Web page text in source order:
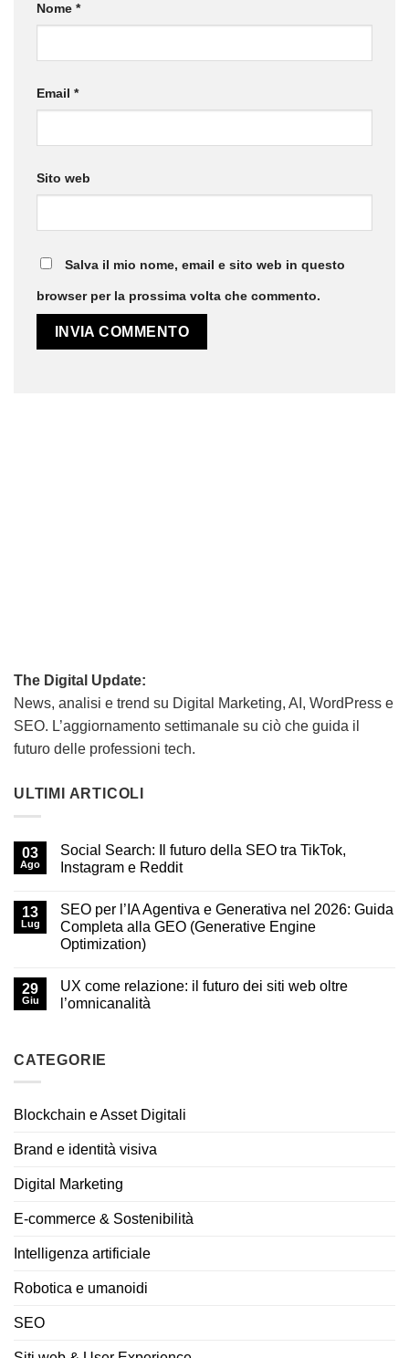
Nome *
Email *
Sito web
Salva il mio nome, email e sito web in questo
browser per la prossima volta che commento.
The Digital Update:
News, analisi e trend su Digital Marketing, AI, WordPress e
SEO. L’aggiornamento settimanale su ciò che guida il
futuro delle professioni tech.
ULTIMI ARTICOLI
03
Ago
Social Search: Il futuro della SEO tra TikTok,
Instagram e Reddit
13
Lug
SEO per l’IA Agentiva e Generativa nel 2026: Guida
Completa alla GEO (Generative Engine
Optimization)
29
Giu
UX come relazione: il futuro dei siti web oltre
l’omnicanalità
CATEGORIE
Blockchain e Asset Digitali
Brand e identità visiva
Digital Marketing
E-commerce & Sostenibilità
Intelligenza artificiale
Robotica e umanoidi
SEO